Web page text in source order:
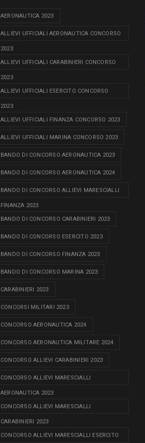
AERONAUTICA 2023
ALLIEVI UFFICIALI AERONAUTICA CONCORSO
2023
ALLIEVI UFFICIALI CARABINIERI CONCORSO
2023
ALLIEVI UFFICIALI ESERCITO CONCORSO
2023
ALLIEVI UFFICIALI FINANZA CONCORSO 2023
ALLIEVI UFFICIALI MARINA CONCORSO 2023
BANDO DI CONCORSO AERONAUTICA 2023
BANDO DI CONCORSO AERONAUTICA 2024
BANDO DI CONCORSO ALLIEVI MARESCIALLI
FINANZA 2023
BANDO DI CONCORSO CARABINIERI 2023
BANDO DI CONCORSO ESERCITO 2023
BANDO DI CONCORSO FINANZA 2023
BANDO DI CONCORSO MARINA 2023
CARABINIERI 2023
CONCORSI MILITARI 2023
CONCORSO AERONAUTICA 2024
CONCORSO AERONAUTICA MILITARE 2024
CONCORSO ALLIEVI CARABINIERI 2023
CONCORSO ALLIEVI MARESCIALLI
AERONAUTICA 2023
CONCORSO ALLIEVI MARESCIALLI
CARABINIERI 2023
CONCORSO ALLIEVI MARESCIALLI ESERCITO